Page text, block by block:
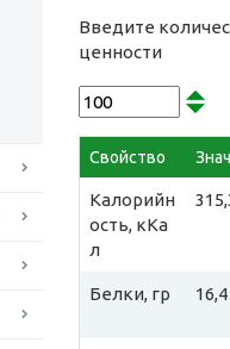
Введите
ценности
Свойство
Калорийн
ость, кКа
л
Белки, гр 16,4